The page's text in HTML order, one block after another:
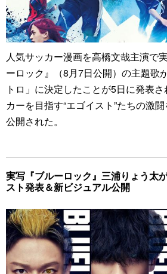
人気サッカー漫画を高橋文哉主演で
ーロック』（8月7日公開）の主題歌
トロ」に決定したことが5日に発表
カーを目指す“エゴイスト”たちの激
公開された。
実写『ブルーロック』三浦りょう太
スト発表＆新ビジュアル公開